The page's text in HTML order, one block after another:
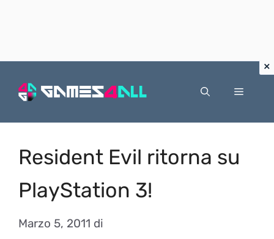
Menu
Resident Evil ritorna su
PlayStation 3!
Marzo 5, 2011 di